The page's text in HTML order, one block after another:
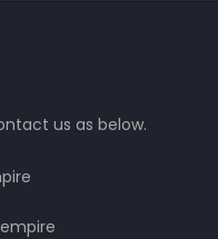
us as below.